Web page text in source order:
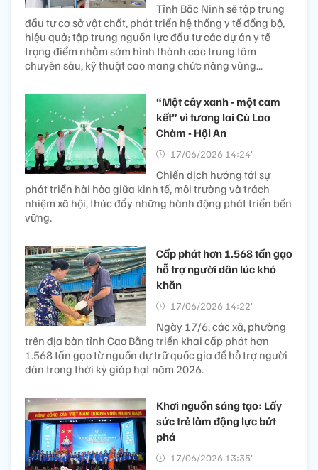
Tỉnh Bắc Ninh sẽ tập trung
đầu tư cơ sở vật chất, phát triển hệ thống y tế đồng bộ,
hiệu quả; tập trung nguồn lực đầu tư các dự án y tế
trọng điểm nhằm sớm hình thành các trung tâm
chuyên sâu, kỹ thuật cao mang chức năng vùng...
“Một cây xanh - một cam
kết” vì tương lai Cù Lao
Chàm - Hội An
17/06/2026 14:24’
Chiến dịch hướng tới sự
phát triển hài hòa giữa kinh tế, môi trường và trách
nhiệm xã hội, thúc đẩy những hành động phát triển bền
vững.
Cấp phát hơn 1.568 tấn gạo
hỗ trợ người dân lúc khó
khăn
17/06/2026 14:22’
Ngày 17/6, các xã, phường
trên địa bàn tỉnh Cao Bằng triển khai cấp phát hơn
1.568 tấn gạo từ nguồn dự trữ quốc gia để hỗ trợ người
dân trong thời kỳ giáp hạt năm 2026.
Khơi nguồn sáng tạo: Lấy
sức trẻ làm động lực bứt
phá
17/06/2026 13:35’